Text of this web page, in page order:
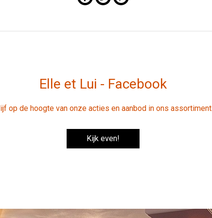
Elle et Lui - Facebook
op de hoogte van onze acties en aanbod in ons
Kijk even!